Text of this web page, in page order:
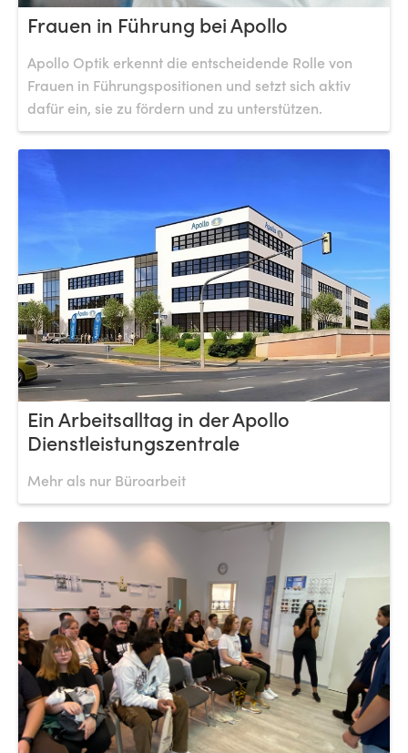
Frauen in Führung bei Apollo
Apollo Optik erkennt die entscheidende Rolle von
Frauen in Führungspositionen und setzt sich aktiv
dafür ein, sie zu fördern und zu unterstützen.
Ein Arbeitsalltag in der Apollo
Dienstleistungszentrale
Mehr als nur Büroarbeit